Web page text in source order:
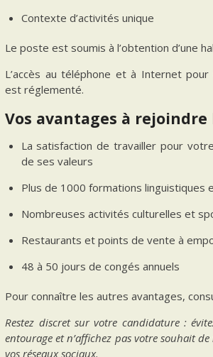
Contexte d’activités unique
Le poste est soumis à l’obtention d’une
L’accès au téléphone et à Internet
est réglementé.
Vos avantages à rejoindre
La satisfaction de travailler pour
de ses valeurs
Plus de 1000 formations linguistiques
Nombreuses activités culturelles et
Restaurants et points de vente à
48 à 50 jours de congés annuels
Pour connaître les autres avantages,
Restez discret sur votre candidature :
entourage et n’affichez pas votre souhait
vos réseaux sociaux.